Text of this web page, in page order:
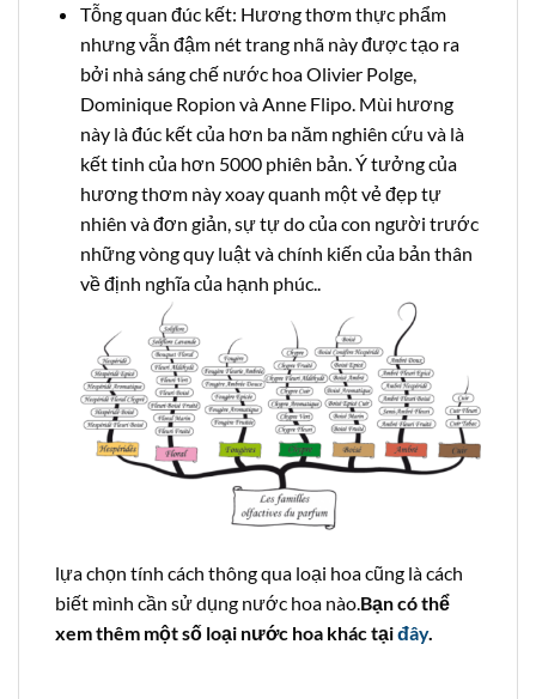
Tỗng quan đúc kết: Hương thơm thực phẩm
nhưng vẫn đậm nét trang nhã này được tạo ra
bởi nhà sáng chế nước hoa Olivier Polge,
Dominique Ropion và Anne Flipo. Mùi hương
này là đúc kết của hơn ba năm nghiên cứu và là
kết tinh của hơn 5000 phiên bản. Ý tưởng của
hương thơm này xoay quanh một vẻ đẹp tự
nhiên và đơn giản, sự tự do của con người trước
những vòng quy luật và chính kiến của bản thân
về định nghĩa của hạnh phúc..
lựa chọn tính cách thông qua loại hoa cũng là cách
biết mình cần sử dụng nước hoa nào.Bạn có thể
xem thêm một số loại nước hoa khác tạiđây.